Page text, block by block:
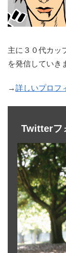
主に３０代カッ
を発信していき
→詳しいプロフ
Twitterフ